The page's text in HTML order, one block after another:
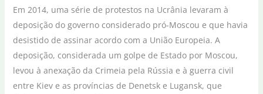
Em 2014, uma série de protestos na Ucrânia levaram à
deposição do governo considerado pró-Moscou e que havia
desistido de assinar acordo com a União Europeia. A
deposição, considerada um golpe de Estado por Moscou,
levou à anexação da Crimeia pela Rússia e à guerra civil
entre Kiev e as províncias de Denetsk e Lugansk, que